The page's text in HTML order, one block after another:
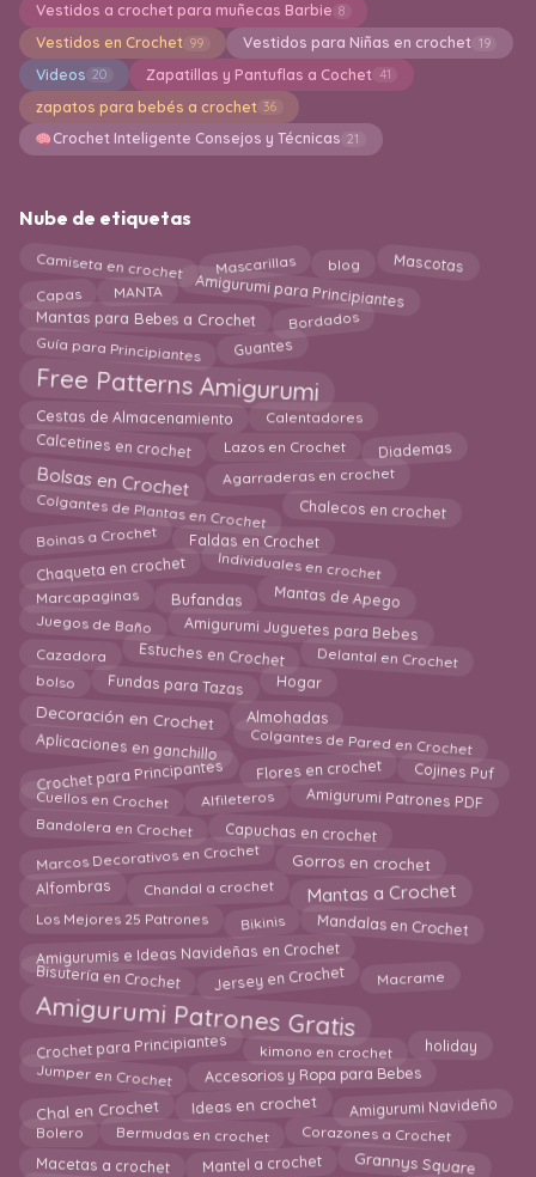
Vestidos a crochet para muñecas Barbie 8
Vestidos en Crochet 99 Vestidos para Niñas en crochet 19
Videos 20 Zapatillas y Pantuflas a Cochet 41
zapatos para bebés a crochet 36
Crochet Inteligente Consejos y Técnicas 21
Nube de etiquetas
Camiseta en crochet Mascarillas blog Mascotas
Capas MANTA Amigurumi para Principiantes
Mantas para Bebes a Crochet Bordados
Guía para Principiantes Guantes
Free Patterns Amigurumi
Cestas de Almacenamiento Calentadores
Calcetines en crochet Lazos en Crochet Diademas
Bolsas en Crochet Agarraderas en crochet
Colgantes de Plantas en Crochet Chalecos en crochet
Boinas a Crochet Faldas en Crochet
Chaqueta en crochet Individuales en crochet
Marcapaginas Bufandas Mantas de Apego
Juegos de Baño Amigurumi Juguetes para Bebes
Cazadora Estuches en Crochet Delantal en Crochet
bolso Fundas para Tazas Hogar
Decoración en Crochet Almohadas
Aplicaciones en ganchillo Colgantes de Pared en Crochet
Crochet para Principantes Flores en crochet Cojines Puf
Cuellos en Crochet Alfileteros Amigurumi Patrones PDF
Bandolera en Crochet Capuchas en crochet
Marcos Decorativos en Crochet Gorros en crochet
Alfombras Chandal a crochet Mantas a Crochet
Los Mejores 25 Patrones Bikinis Mandalas en Crochet
Amigurumis e Ideas Navideñas en Crochet
Bisutería en Crochet Jersey en Crochet Macrame
Amigurumi Patrones Gratis
Crochet para Principiantes kimono en crochet holiday
Jumper en Crochet Accesorios y Ropa para Bebes
Chal en Crochet Ideas en crochet Amigurumi Navideño
Bolero Bermudas en crochet Corazones a Crochet
Macetas a crochet Mantel a crochet Grannys Square